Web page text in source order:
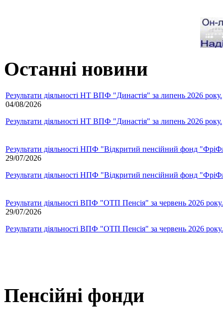
Останні новини
Результати діяльності НТ ВПФ "Династія" за липень 2026 року.
04/08/2026
Результати діяльності НТ ВПФ "Династія" за липень 2026 року.
Результати діяльності НПФ "Відкритий пенсійний фонд
29/07/2026
Результати діяльності НПФ "Відкритий пенсійний фонд
Результати діяльності ВПФ "ОТП Пенсія" за червень 2026 року.
29/07/2026
Результати діяльності ВПФ "ОТП Пенсія" за червень 2026 року.
Пенсійні фонди